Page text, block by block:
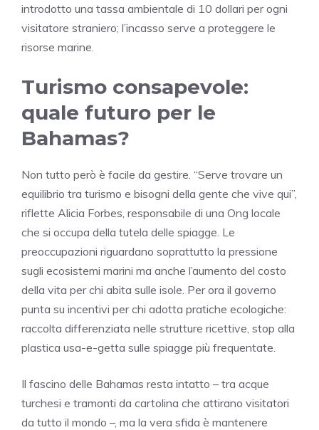
introdotto una tassa ambientale di 10 dollari per ogni
visitatore straniero; l’incasso serve a proteggere le
risorse marine.
Turismo consapevole:
quale futuro per le
Bahamas?
Non tutto però è facile da gestire. “Serve trovare un
equilibrio tra turismo e bisogni della gente che vive qui”,
riflette Alicia Forbes, responsabile di una Ong locale
che si occupa della tutela delle spiagge. Le
preoccupazioni riguardano soprattutto la pressione
sugli ecosistemi marini ma anche l’aumento del costo
della vita per chi abita sulle isole. Per ora il governo
punta su incentivi per chi adotta pratiche ecologiche:
raccolta differenziata nelle strutture ricettive, stop alla
plastica usa-e-getta sulle spiagge più frequentate.
Il fascino delle Bahamas resta intatto – tra acque
turchesi e tramonti da cartolina che attirano visitatori
da tutto il mondo –, ma la vera sfida è mantenere